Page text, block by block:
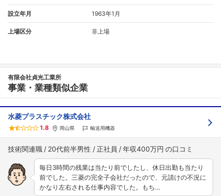
設立年月 1963年1月
上場区分 非上場
有限会社貞光工業所
事業・業種類似企業
水菱プラスチック株式会社
1.8 岡山県 輸送用機器
技術関連職 20代前半男性 正社員 年収400万円
毎日3時間の残業は当たり前でしたし、休日出勤も当たり
前でした。三菱の完全子会社だったので、元請けの不況に
かなり左右される仕事内容でした。もち…